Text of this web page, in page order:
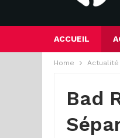
ACCUEIL
Home Actualité
Bad